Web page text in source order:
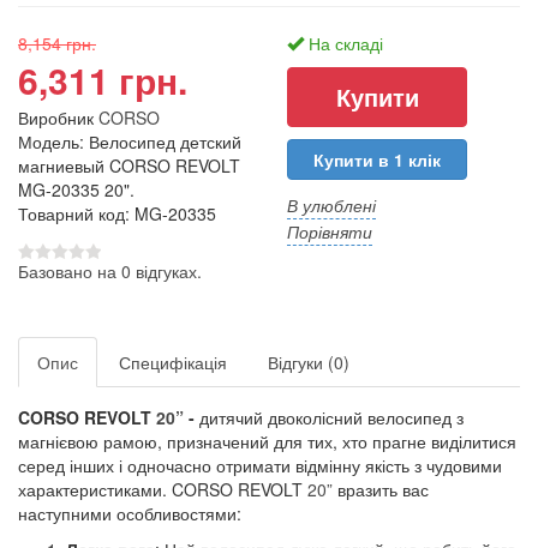
8,154 грн.
6,311 грн.
Виробник CORSO
Модель: Велосипед детский
магниевый CORSO REVOLT
MG-20335 20".
Товарний код: MG-20335
Базовано на 0 відгуках.
На складі
Купити в 1 клік
В улюблені
Порівняти
Опис Специфікація Відгуки (0)
CORSO REVOLT 20” - дитячий двоколісний велосипед з
магнієвою рамою, призначений для тих, хто прагне виділитися
серед інших і одночасно отримати відмінну якість з чудовими
характеристиками. CORSO REVOLT 20” вразить вас
наступними особливостями: